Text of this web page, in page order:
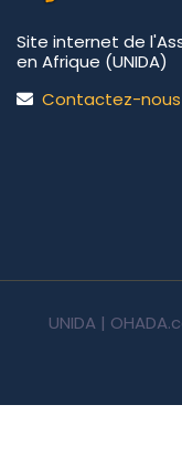
Site internet de
en Afrique (UNIDA)
Contactez-nous
UNIDA |